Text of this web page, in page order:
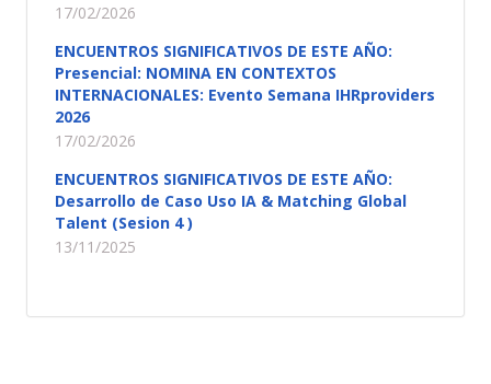
17/02/2026
ENCUENTROS SIGNIFICATIVOS DE ESTE AÑO:
Presencial: NOMINA EN CONTEXTOS
INTERNACIONALES: Evento Semana IHRproviders
2026
17/02/2026
ENCUENTROS SIGNIFICATIVOS DE ESTE AÑO:
Desarrollo de Caso Uso IA & Matching Global
Talent (Sesion 4 )
13/11/2025